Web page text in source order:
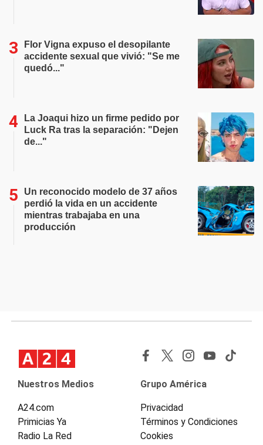
Flor Vigna expuso el desopilante
accidente sexual que vivió: "Se me
quedó..."
La Joaqui hizo un firme pedido por
Luck Ra tras la separación: "Dejen
de..."
Un reconocido modelo de 37 años
perdió la vida en un accidente
mientras trabajaba en una
producción
Nuestros Medios
A24.com
Primicias Ya
Radio La Red
Grupo América
Privacidad
Términos y Condiciones
Cookies